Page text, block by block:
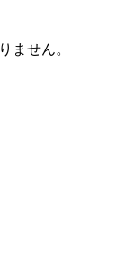
ません。